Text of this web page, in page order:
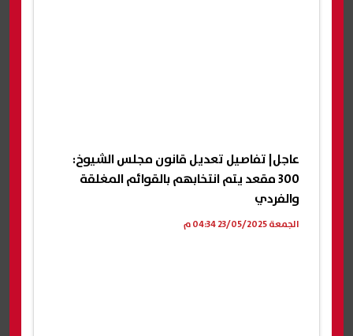
عاجل| تفاصيل تعديل قانون مجلس الشيوخ:
300 مقعد يتم انتخابهم بالقوائم المغلقة
والفردي
الجمعة 23/05/2025 04:34 م